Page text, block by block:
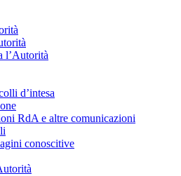
l’Autorità
d’intesa
RdA e altre comunicazioni
conoscitive